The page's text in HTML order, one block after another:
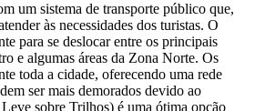
um sistema de transporte público que,
às necessidades dos turistas. O
para se deslocar entre os principais
e algumas áreas da Zona Norte. Os
toda a cidade, oferecendo uma rede
ser mais demorados devido ao
sobre Trilhos) é uma ótima opção